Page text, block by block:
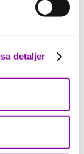
detaljer